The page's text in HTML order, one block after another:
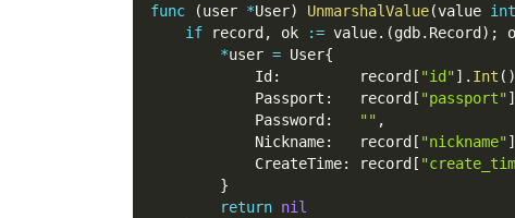
func
(user *User) UnmarshalValue(value
if record , ok := value. (gdb. Record ) ;
*user = User{
            Id
:
         record
[ "id"] . Int ( )
            Passport
:
   record
[ "passport"]
            Password
: "" ,
            Nickname
:
   record
[ "nickname"]
            CreateTime
: record [
}
return nil